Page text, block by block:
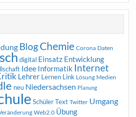
BlogChemie Corona Daten
digital Einsatz Entwicklung
Idee Informatik Internet
Lehrer Lernen Link Lösung Medien
neu Niedersachsen Planung
Schüler Text Twitter Umgang
Web2.0 Übung